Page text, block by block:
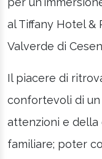
al Tiffany Hotel &
Valverde di
Il piacere di
confortevoli di
attenzioni e della
familiare; poter